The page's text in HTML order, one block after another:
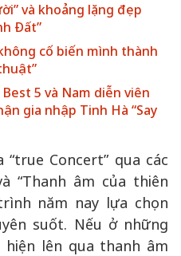
và khoảng lặng đẹp
Đất”
cố biến mình thành
Best 5 và Nam diễn viên
gia nhập Tinh Hà “Say
Concert” qua các
“Thanh âm của thiên
năm nay lựa chọn
suốt. Nếu ở những
lên qua thanh âm